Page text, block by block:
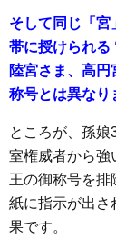
そして同じ「宮
帯に授けられる
陸宮さま、高
称号とは異なり
ところが、孫
室権威者から強
王の御称号を排
紙に指示が出さ
果です。